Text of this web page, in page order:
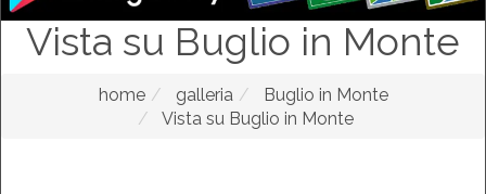
Vista su Buglio in Monte
home galleria
Buglio in Monte
Vista su Buglio in Monte